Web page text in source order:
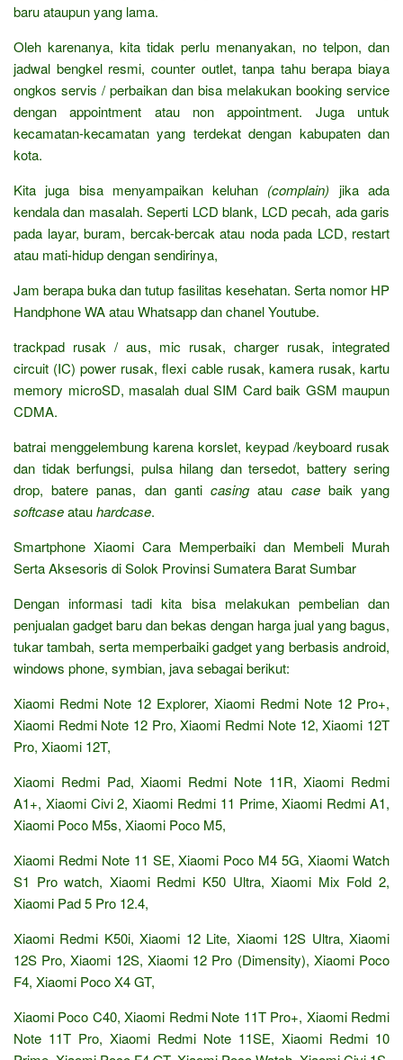
baru ataupun yang lama.
Oleh karenanya, kita tidak perlu menanyakan, no telpon, dan
jadwal bengkel resmi, counter outlet, tanpa tahu berapa biaya
ongkos servis / perbaikan dan bisa melakukan booking service
dengan appointment atau non appointment. Juga untuk
kecamatan-kecamatan yang terdekat dengan kabupaten dan
kota.
Kita juga bisa menyampaikan keluhan (complain) jika ada
kendala dan masalah. Seperti LCD blank, LCD pecah, ada garis
pada layar, buram, bercak-bercak atau noda pada LCD, restart
atau mati-hidup dengan sendirinya,
Jam berapa buka dan tutup fasilitas kesehatan. Serta nomor HP
Handphone WA atau Whatsapp dan chanel Youtube.
trackpad rusak / aus, mic rusak, charger rusak, integrated
circuit (IC) power rusak, flexi cable rusak, kamera rusak, kartu
memory microSD, masalah dual SIM Card baik GSM maupun
CDMA.
batrai menggelembung karena korslet, keypad /keyboard rusak
dan tidak berfungsi, pulsa hilang dan tersedot, battery sering
drop, batere panas, dan ganticasingatau casebaik yang
softcaseatauhardcase.
Smartphone Xiaomi Cara Memperbaiki dan Membeli Murah
Serta Aksesoris di Solok Provinsi Sumatera Barat Sumbar
Dengan informasi tadi kita bisa melakukan pembelian dan
penjualan gadget baru dan bekas dengan harga jual yang bagus,
tukar tambah, serta memperbaiki gadget yang berbasis android,
windows phone, symbian, java sebagai berikut:
Xiaomi Redmi Note 12 Explorer, Xiaomi Redmi Note 12 Pro+,
Xiaomi Redmi Note 12 Pro, Xiaomi Redmi Note 12, Xiaomi 12T
Pro, Xiaomi 12T,
Xiaomi Redmi Pad, Xiaomi Redmi Note 11R, Xiaomi Redmi
A1+, Xiaomi Civi 2, Xiaomi Redmi 11 Prime, Xiaomi Redmi A1,
Xiaomi Poco M5s, Xiaomi Poco M5,
Xiaomi Redmi Note 11 SE, Xiaomi Poco M4 5G, Xiaomi Watch
S1 Pro watch, Xiaomi Redmi K50 Ultra, Xiaomi Mix Fold 2,
Xiaomi Pad 5 Pro 12.4,
Xiaomi Redmi K50i, Xiaomi 12 Lite, Xiaomi 12S Ultra, Xiaomi
12S Pro, Xiaomi 12S, Xiaomi 12 Pro (Dimensity), Xiaomi Poco
F4, Xiaomi Poco X4 GT,
Xiaomi Poco C40, Xiaomi Redmi Note 11T Pro+, Xiaomi Redmi
Note 11T Pro, Xiaomi Redmi Note 11SE, Xiaomi Redmi 10